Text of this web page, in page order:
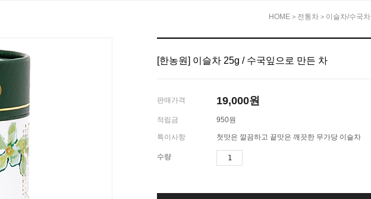
HOME > 전통차 > 이슬차/수국차
[한농원] 이슬차 25g / 수국잎으로 만든 차
판매가격 19,000원
적립금 950원
특이사항 첫맛은 깔끔하고 끝맛은 깨끗한 무가당 이슬차
수량